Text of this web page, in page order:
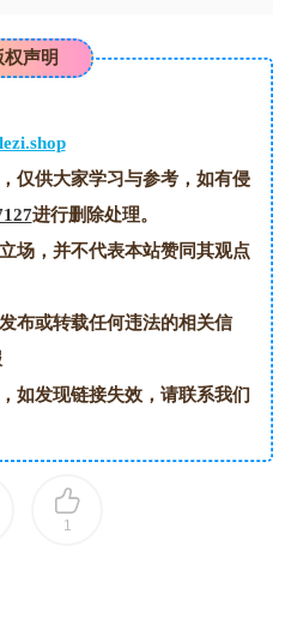
权声明
仅供大家学习与参考，如有侵
进行删除处理。
场，并不代表本站赞同其观点
布或转载任何违法的相关信
如发现链接失效，请联系我们
1